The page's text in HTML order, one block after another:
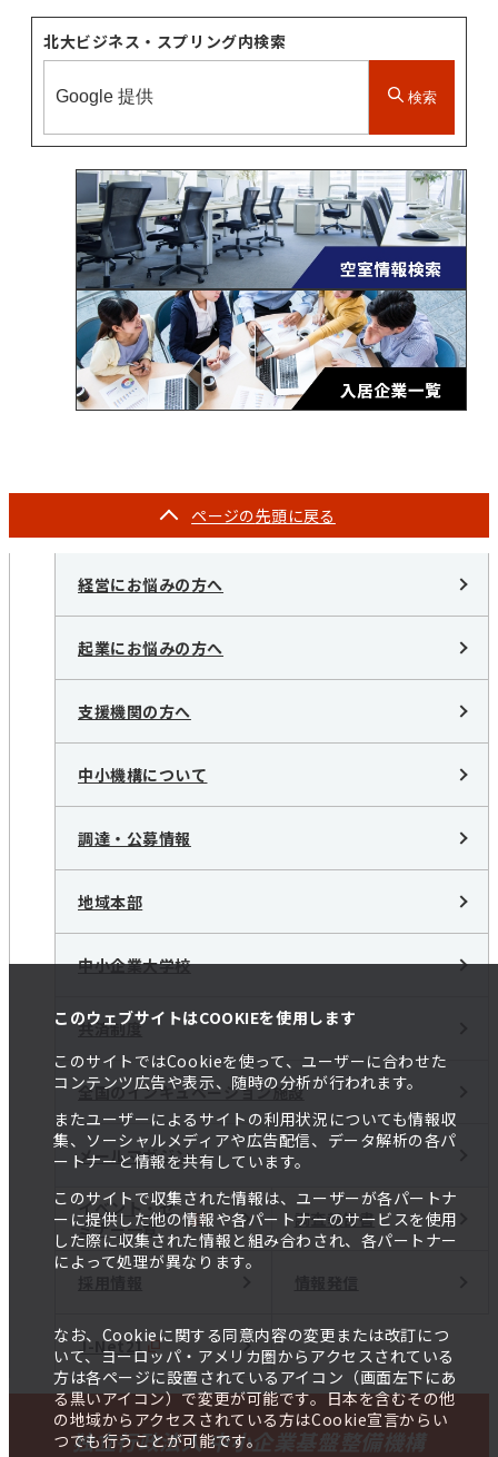
このウェブサイトはCOOKIEを使用します
このサイトではCookieを使って、ユーザーに合わせた
コンテンツ広告や表示、随時の分析が行われます。
またユーザーによるサイトの利用状況についても情報収
集、ソーシャルメディアや広告配信、データ解析の各パ
ートナーと情報を共有しています。
このサイトで収集された情報は、ユーザーが各パートナ
ーに提供した他の情報や各パートナーのサービスを使用
した際に収集された情報と組み合わされ、各パートナー
によって処理が異なります。
なお、Cookieに関する同意内容の変更または改訂につ
いて、ヨーロッパ・アメリカ圏からアクセスされている
方は各ページに設置されているアイコン（画面左下にあ
る黒いアイコン）で変更が可能です。日本を含むその他
の地域からアクセスされている方はCookie宣言からい
つでも行うことが可能です。
北大ビジネス・スプリング内検索
検索
ページの先頭に戻る
経営にお悩みの方へ
起業にお悩みの方へ
支援機関の方へ
中小機構について
調達・公募情報
地域本部
中小企業大学校
共済制度
全国のインキュベーション施設
メールマガジン
イベント・セ
ミナー一覧
調査報告書
J-Net21
独立行政法人 中小企業基盤整備機構